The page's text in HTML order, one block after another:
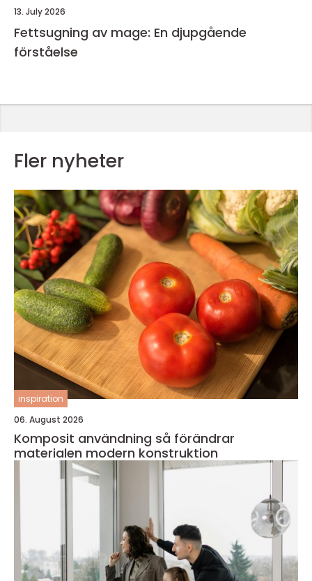
13. July 2026
Fettsugning av mage: En djupgående
förståelse
Fler nyheter
inspiration
06. August 2026
Komposit användning så förändrar
materialen modern konstruktion